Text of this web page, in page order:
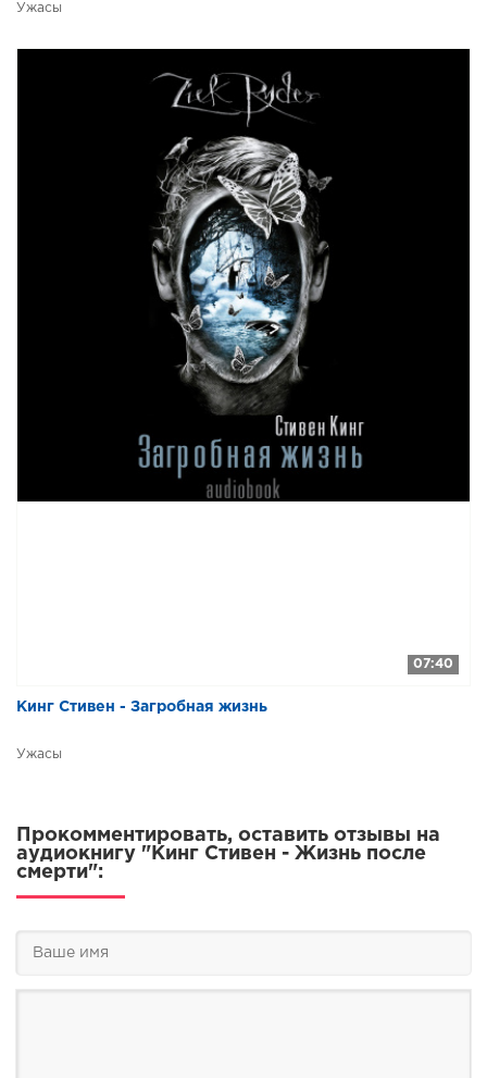
Ужасы
07:40
Кинг Стивен - Загробная жизнь
Ужасы
Прокомментировать, оставить отзывы на
аудиокнигу "Кинг Стивен - Жизнь после
смерти":